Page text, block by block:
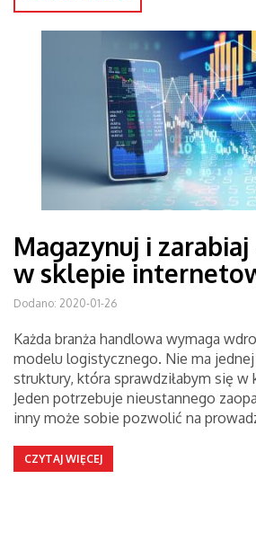
Magazynuj i
w sklepie
Dodano: 2020-01-26
Każda branża handlowa wymaga
modelu logistycznego. Nie ma
struktury, która sprawdziłabym się w
Jeden potrzebuje nieustannego
inny może sobie pozwolić na
CZYTAJ WIĘCEJ